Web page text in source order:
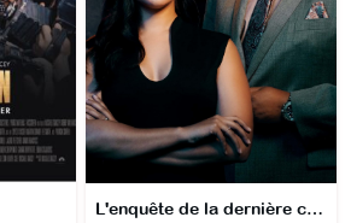
L'enquête de la dernière chance